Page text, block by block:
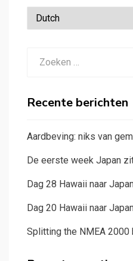
naar:
Recente berichten
Aardbeving: niks van
De eerste week Japan
Dag 28 Hawaii naar
Dag 20 Hawaii naar
Splitting the NMEA